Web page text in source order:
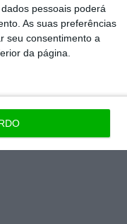
pessoais poderá
As suas preferências
seu consentimento a
da página.